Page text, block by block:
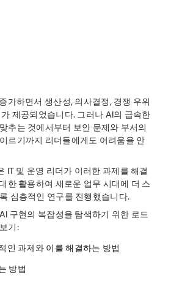
가하면서 생산성, 의사결정, 경쟁 우위
제공되었습니다. 그러나 AI의 급속한
추는 것에서부터 보안 문제와 부서의
르기까지 리더들에게도 어려움을 안
IT 및 운영 리더가 이러한 과제를 해결
한 활용하여 새로운 업무 시대에 더 스
심층적인 연구를 진행했습니다.
구현의 복잡성을 탐색하기 위한 로드
기:
인 과제와 이를 해결하는 방법
방법